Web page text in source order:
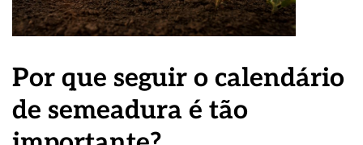
Por que seguir o calendário
de semeadura é tão